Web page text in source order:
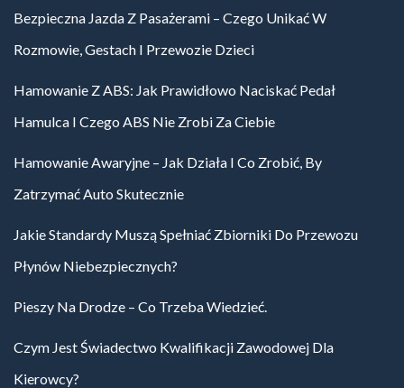
Bezpieczna Jazda Z Pasażerami – Czego Unikać W
Rozmowie, Gestach I Przewozie Dzieci
Hamowanie Z ABS: Jak Prawidłowo Naciskać Pedał
Hamulca I Czego ABS Nie Zrobi Za Ciebie
Hamowanie Awaryjne – Jak Działa I Co Zrobić, By
Zatrzymać Auto Skutecznie
Jakie Standardy Muszą Spełniać Zbiorniki Do Przewozu
Płynów Niebezpiecznych?
Pieszy Na Drodze – Co Trzeba Wiedzieć.
Czym Jest Świadectwo Kwalifikacji Zawodowej Dla
Kierowcy?